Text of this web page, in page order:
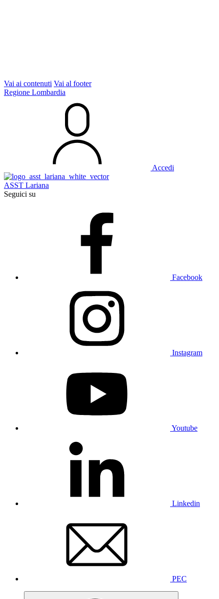
Vai ai contenuti Vai al footer
Regione Lombardia
Accedi
ASST Lariana
Seguici su
Facebook
Instagram
Youtube
Linkedin
PEC